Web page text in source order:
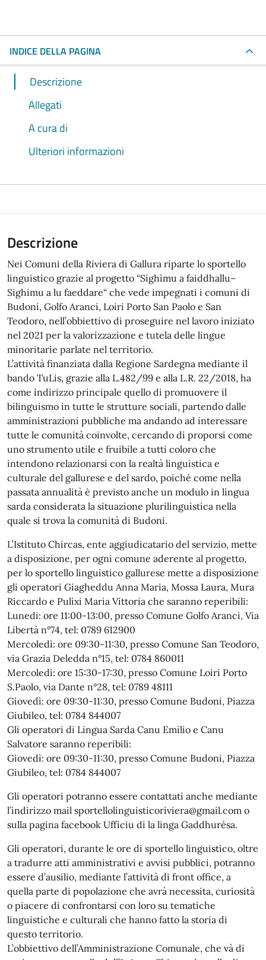
INDICE DELLA PAGINA
Descrizione
Allegati
A cura di
Ulteriori informazioni
Descrizione
Nei Comuni della Riviera di Gallura riparte lo sportello
linguistico grazie al progetto “Sighìmu a faiddhallu–
Sighimu a lu faeddare“ che vede impegnati i comuni di
Budoni, Golfo Aranci, Loiri Porto San Paolo e San
Teodoro, nell’obbiettivo di proseguire nel lavoro iniziato
nel 2021 per la valorizzazione e tutela delle lingue
minoritarie parlate nel territorio.
L’attività finanziata dalla Regione Sardegna mediante il
bando TuLis, grazie alla L.482/99 e alla L.R. 22/2018, ha
come indirizzo principale quello di promuovere il
bilinguismo in tutte le strutture sociali, partendo dalle
amministrazioni pubbliche ma andando ad interessare
tutte le comunità coinvolte, cercando di proporsi come
uno strumento utile e fruibile a tutti coloro che
intendono relazionarsi con la realtà linguistica e
culturale del gallurese e del sardo, poiché come nella
passata annualità è previsto anche un modulo in lingua
sarda considerata la situazione plurilinguistica nella
quale si trova la comunità di Budoni.
L’Istituto Chircas, ente aggiudicatario del servizio, mette
a disposizione, per ogni comune aderente al progetto,
per lo sportello linguistico gallurese mette a disposizione
gli operatori Giagheddu Anna Maria, Mossa Laura, Mura
Riccardo e Pulixi Maria Vittoria che saranno reperibili:
Lunedi: ore 11:00-13:00, presso Comune Golfo Aranci, Via
Libertà n°74, tel: 0789 612900
Mercoledì: ore 09:30-11:30, presso Comune San Teodoro,
via Grazia Deledda n°15, tel: 0784 860011
Mercoledì: ore 15:30-17:30, presso Comune Loiri Porto
S.Paolo, via Dante n°28, tel: 0789 48111
Giovedì: ore 09:30-11:30, presso Comune Budoni, Piazza
Giubileo, tel: 0784 844007
Gli operatori di Lingua Sarda Canu Emilio e Canu
Salvatore saranno reperibili:
Giovedì: ore 09:30-11:30, presso Comune Budoni, Piazza
Giubileo, tel: 0784 844007
Gli operatori potranno essere contattati anche mediante
l’indirizzo mail sportellolinguisticoriviera@gmail.com o
sulla pagina facebook Uffìciu di la linga Gaddhurésa.
Gli operatori, durante le ore di sportello linguistico, oltre
a tradurre atti amministrativi e avvisi pubblici, potranno
essere d’ausilio, mediante l’attività di front office, a
quella parte di popolazione che avrà necessita, curiosità
o piacere di confrontarsi con loro su tematiche
linguistiche e culturali che hanno fatto la storia di
questo territorio.
L’obbiettivo dell’Amministrazione Comunale, che và di